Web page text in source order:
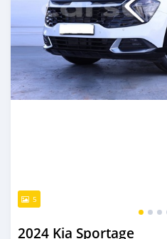
5
2024 Kia Sportage